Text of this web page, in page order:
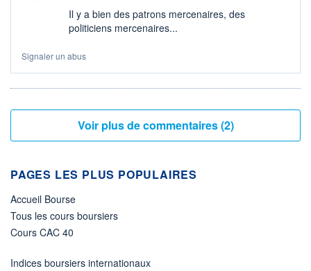
Il y a bien des patrons mercenaires, des
politiciens mercenaires...
Signaler un abus
Voir plus de commentaires (2)
PAGES LES PLUS POPULAIRES
Accueil Bourse
Tous les cours boursiers
Cours CAC 40
Indices boursiers internationaux